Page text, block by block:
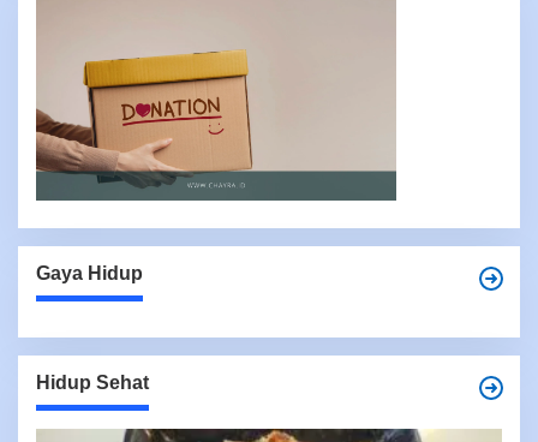
Gaya Hidup
Hidup Sehat